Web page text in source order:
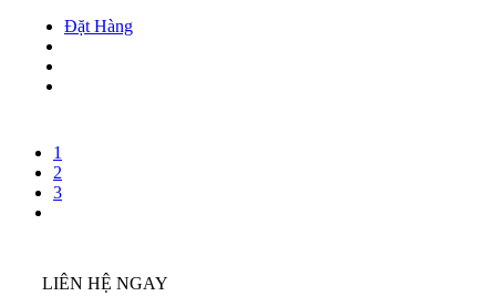
Đặt Hàng
1
2
3
LIÊN HỆ NGAY